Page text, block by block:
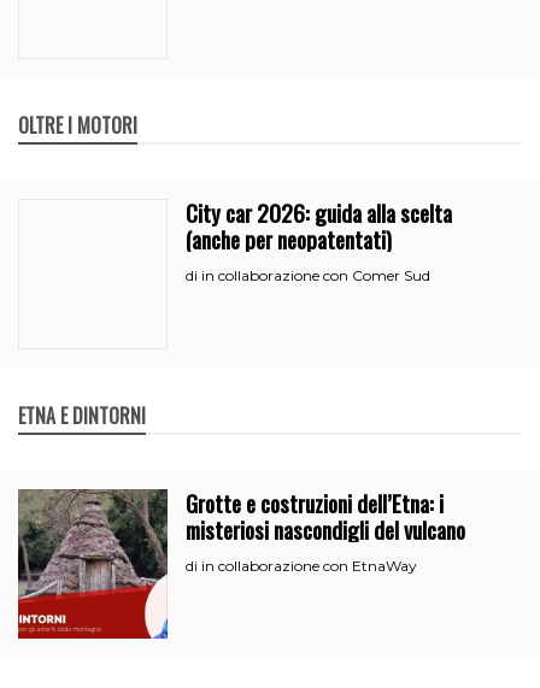
OLTRE I MOTORI
City car 2026: guida alla scelta
(anche per neopatentati)
di in collaborazione con Comer Sud
ETNA E DINTORNI
Grotte e costruzioni dell’Etna: i
misteriosi nascondigli del vulcano
di in collaborazione con EtnaWay